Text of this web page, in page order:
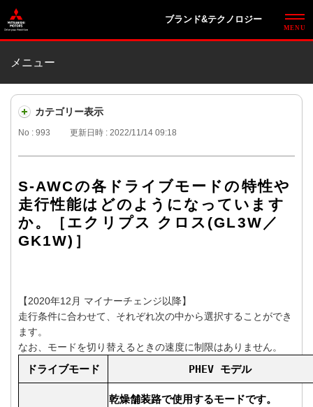
ブランド&テクノロジー
メニュー
カテゴリー表示
No : 993 更新日時 : 2022/11/14 09:18
S-AWCの各ドライブモードの特性や
走行性能はどのようになっています
か。［エクリプス クロス(GL3W／
GK1W)］
【2020年12月 マイナーチェンジ以降】
走行条件に合わせて、それぞれ次の中から選択することができ
ます。
なお、モードを切り替えるときの速度に制限はありません。
ドライブモード PHEV モデル
乾燥舗装路で使用するモードです。